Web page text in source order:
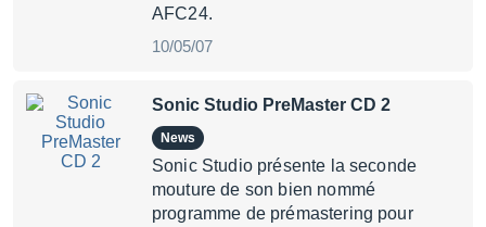
AFC24.
10/05/07
Sonic Studio PreMaster CD 2
News
Sonic Studio présente la seconde
mouture de son bien nommé
programme de prémastering pour